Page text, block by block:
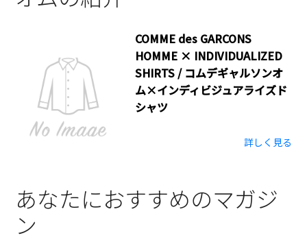
COMME des GARCONS
HOMME × INDIVIDUALIZED
SHIRTS / コムデギャルソンオ
ム×インディビジュアライズド
シャツ
詳しく見る
あなたにおすすめのマガジ
ン